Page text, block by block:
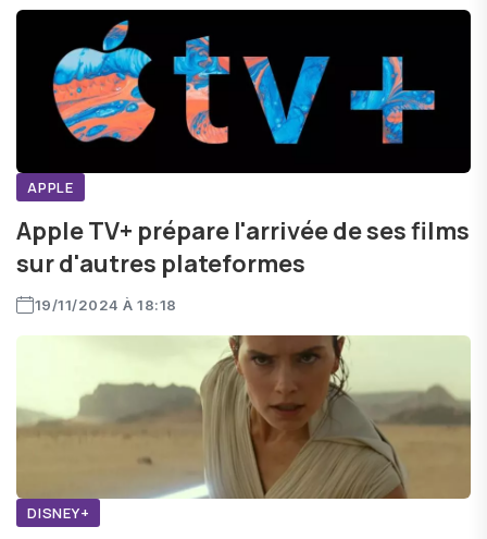
APPLE
Apple TV+ prépare l'arrivée de ses films
sur d'autres plateformes
19/11/2024 À 18:18
DISNEY+